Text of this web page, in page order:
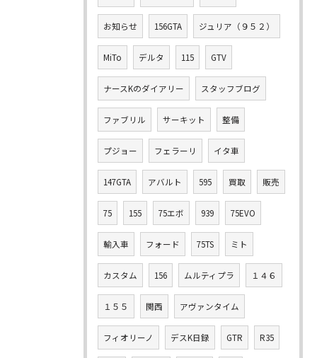
お知らせ 156GTA ジュリア（９５２）
MiTo デルタ 115 GTV
ナースKのダイアリー スタッフブログ
ファブリル サーキット 整備
プジョー フェラーリ イタ車
147GTA アバルト 595 買取 販売
75 155 75エボ 939 75EVO
輸入車 フォード 75TS ミト
カスタム 156 ムルティプラ １４６
１５５ 関西 アヴァンタイム
フィオリーノ デスK日録 GTR R35